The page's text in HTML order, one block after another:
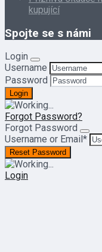
kupující
Spojte se s námi
Login
Username
Password
Forgot Password?
Forgot Password
Username or Email *
Login